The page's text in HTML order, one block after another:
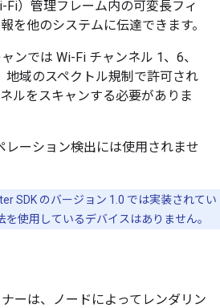
Fi）管理フレーム内の可変長フィ
を他のシステムに伝達できます。
ンでは Wi-Fi チャンネル 1、6、
地域のスペクトル規制で許可され
ルをスキャンする必要がありま
レーション検出には使用されませ
SDK のバージョン 1.0 では実装されてい
使用しているデバイスはありません。
ーは、ノードによってレンダリン